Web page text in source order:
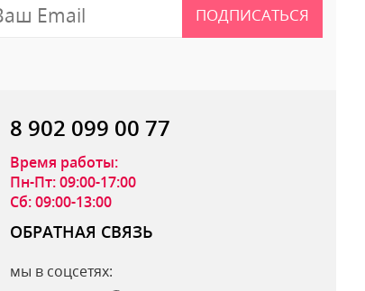
ОТПРАВИТЬ ОТЗЫВ
ПОДПИСАТЬСЯ
8 902 099 00 77
Время работы:
Пн-Пт: 09:00-17:00
Сб: 09:00-13:00
ОБРАТНАЯ СВЯЗЬ
мы в соцсетях: